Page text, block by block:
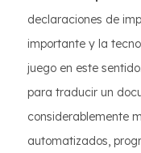
declaraciones de
importante y la
juego en este
para traducir un
considerablemente
automatizados,